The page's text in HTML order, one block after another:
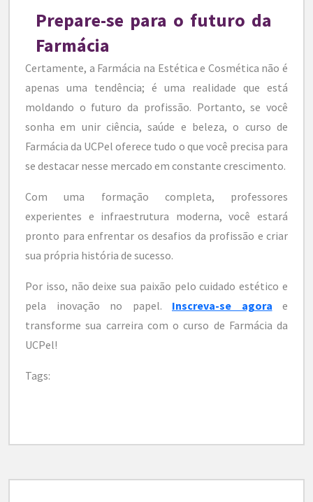
Prepare-se para o futuro da
Farmácia
Certamente, a Farmácia na Estética e Cosmética não é
apenas uma tendência; é uma realidade que está
moldando o futuro da profissão. Portanto, se você
sonha em unir ciência, saúde e beleza, o curso de
Farmácia da UCPel oferece tudo o que você precisa para
se destacar nesse mercado em constante crescimento.
Com uma formação completa, professores
experientes e infraestrutura moderna, você estará
pronto para enfrentar os desafios da profissão e criar
sua própria história de sucesso.
Por isso, não deixe sua paixão pelo cuidado estético e
pela inovação no papel. Inscreva-se agora e
transforme sua carreira com o curso de Farmácia da
UCPel!
Tags: